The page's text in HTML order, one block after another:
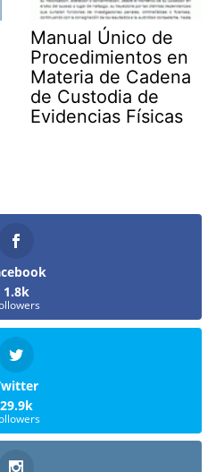
Manual Único de
Procedimientos en
Materia de Cadena
de Custodia de
Evidencias Físicas
1.8k
29.9k